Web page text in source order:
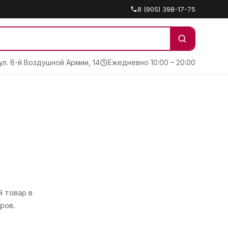
8 (905) 398-17-75
8-й Воздушной Армии, 14 Ежедневно 10:00 – 20:00
товар в